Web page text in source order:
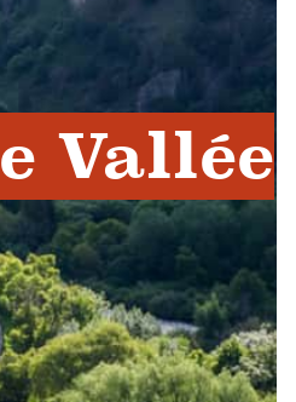
Vallée